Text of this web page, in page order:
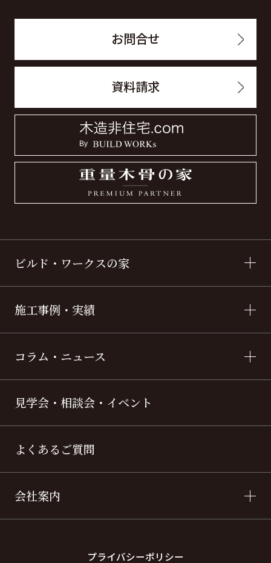
お問合せ
資料請求
ビルド・ワークスの家
施工事例・実績
コラム・ニュース
見学会・相談会・イベント
よくあるご質問
会社案内
プライバシーポリシー